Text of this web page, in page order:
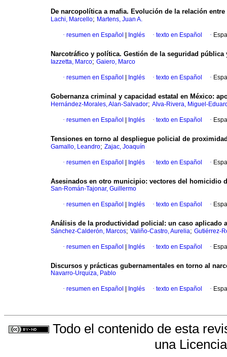
De narcopolítica a mafia. Evolución de la relación
Lachi, Marcello; Martens, Juan A.
· resumen en Español Inglés · texto en Español ·
Narcotráfico y política. Gestión de la seguridad pública
Iazzetta, Marco; Gaiero, Marco
· resumen en Español Inglés · texto en Español ·
Gobernanza criminal y capacidad estatal en México:
Hernández-Morales, Alan-Salvador; Alva-Rivera, Miguel-
· resumen en Español Inglés · texto en Español ·
Tensiones en torno al despliegue policial de
Gamallo, Leandro; Zajac, Joaquín
· resumen en Español Inglés · texto en Español ·
Asesinados en otro municipio: vectores del homicidio
San-Román-Tajonar, Guillermo
· resumen en Español Inglés · texto en Español ·
Análisis de la productividad policial: un caso aplicado
Sánchez-Calderón, Marcos; Valiño-Castro, Aurelia; Gutiérrez-
· resumen en Español Inglés · texto en Español ·
Discursos y prácticas gubernamentales en torno al
Navarro-Urquiza, Pablo
· resumen en Español Inglés · texto en Español ·
Todo el contenido de esta
una